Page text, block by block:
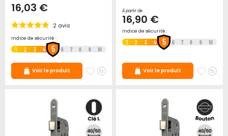
16,03 €
2 avis
Indice de sécurité :
1 2 3 4 5 6 7 8 9 10
Voir le produit
Ajouter
favoris
Ajouter
À partir de
16,90 €
Indice de sécurité :
1 2 3 4 5 6 7 8 9 10
Voir le produit